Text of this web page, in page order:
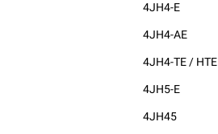
4JH4-E
4JH4-AE
4JH4-TE / HTE
4JH5-E
4JH45